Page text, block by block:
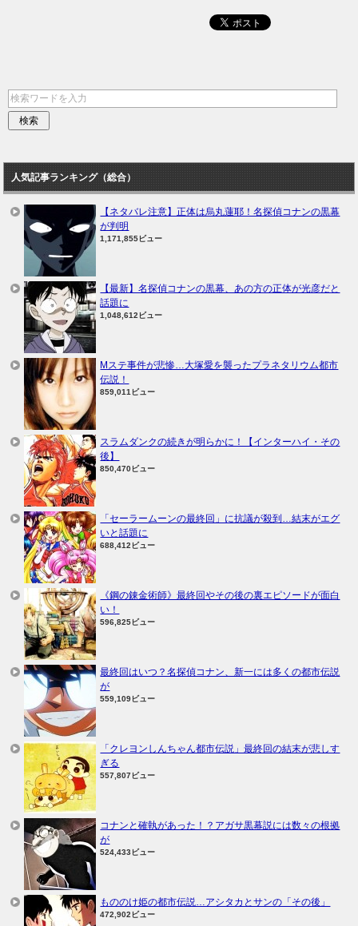
人気記事ランキング（総合）
【ネタバレ注意】正体は烏丸蓮耶！名探偵コナンの黒幕
が判明
1,171,855ビュー
【最新】名探偵コナンの黒幕、あの方の正体が光彦だと
話題に
1,048,612ビュー
Mステ事件が悲惨…大塚愛を襲ったプラネタリウム都市
伝説！
859,011ビュー
スラムダンクの続きが明らかに！【インターハイ・その
後】
850,470ビュー
「セーラームーンの最終回」に抗議が殺到…結末がエグ
いと話題に
688,412ビュー
《鋼の錬金術師》最終回やその後の裏エピソードが面白
い！
596,825ビュー
最終回はいつ？名探偵コナン、新一には多くの都市伝説
が
559,109ビュー
「クレヨンしんちゃん都市伝説」最終回の結末が悲しす
ぎる
557,807ビュー
コナンと確執があった！？アガサ黒幕説には数々の根拠
が
524,433ビュー
もののけ姫の都市伝説…アシタカとサンの「その後」
472,902ビュー